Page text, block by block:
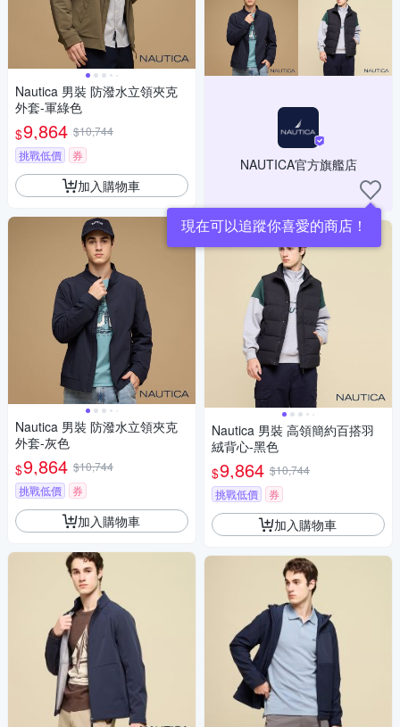
Nautica 男裝 防潑水立領夾克
外套-軍綠色
$9,864 $10,744
挑戰低價
券
加入購物車
Nautica 男裝 防潑水立領夾克
外套-灰色
$9,864 $10,744
挑戰低價
券
加入購物車
NAUTICA官方旗艦店
現在可以追蹤你喜愛的商店！
Nautica 男裝 高領簡約百搭羽
絨背心-黑色
$9,864 $10,744
挑戰低價
券
加入購物車